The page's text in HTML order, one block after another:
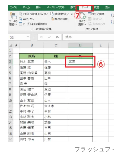
フラッシュフ